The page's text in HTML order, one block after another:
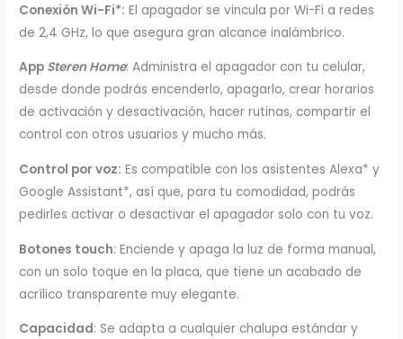
Conexión Wi-Fi*: El apagador se vincula por Wi-Fi a redes
de 2,4 GHz, lo que asegura gran alcance inalámbrico.
App Steren Home: Administra el apagador con tu celular,
desde donde podrás encenderlo, apagarlo, crear horarios
de activación y desactivación, hacer rutinas, compartir el
control con otros usuarios y mucho más.
Control por voz: Es compatible con los asistentes Alexa* y
Google Assistant*, así que, para tu comodidad, podrás
pedirles activar o desactivar el apagador solo con tu voz.
Botones touch: Enciende y apaga la luz de forma manual,
con un solo toque en la placa, que tiene un acabado de
acrílico transparente muy elegante.
Capacidad: Se adapta a cualquier chalupa estándar y